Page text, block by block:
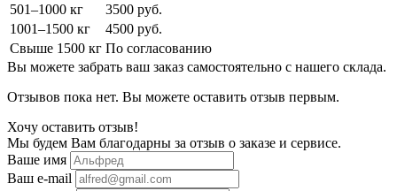
501–1000 кг
3500 руб.
1001–1500 кг
4500 руб.
Свыше 1500 кг По согласованию
Вы можете забрать ваш заказ самостоятельно с нашего склада.
Отзывов пока нет. Вы можете оставить отзыв первым.
Хочу оставить отзыв!
Мы будем Вам благодарны за отзыв о заказе и сервисе.
Ваше имя
Ваш e-mail